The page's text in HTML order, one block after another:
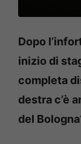
Dopo
inizio di
completa
destra c’è
del